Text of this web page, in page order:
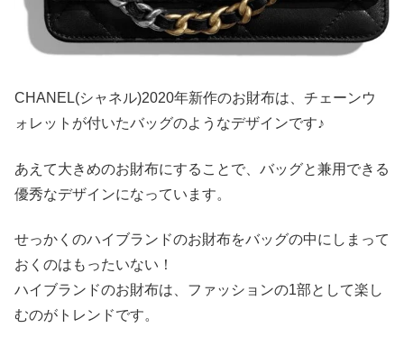
CHANEL(シャネル)2020年新作のお財布は、チェーンウ
ォレットが付いたバッグのようなデザインです♪
あえて大きめのお財布にすることで、バッグと兼用できる
優秀なデザインになっています。
せっかくのハイブランドのお財布をバッグの中にしまって
おくのはもったいない！
ハイブランドのお財布は、ファッションの1部として楽し
むのがトレンドです。